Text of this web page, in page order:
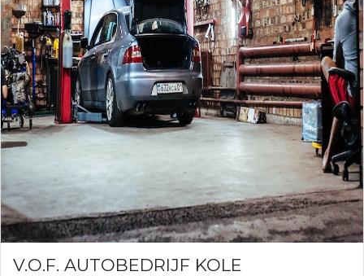
V.O.F. AUTOBEDRIJF KOLE